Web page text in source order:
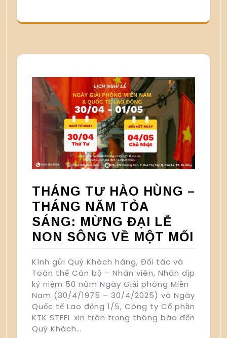
THÁNG TƯ HÀO HÙNG –
THÁNG NĂM TỎA
SÁNG: MỪNG ĐẠI LỄ
NON SÔNG VỀ MỘT MỐI
Kính gửi Quý Khách hàng, Đối tác và
Toàn thể Cán bộ – Nhân viên, Nhân dịp
kỷ niệm 50 năm Ngày Giải phóng Miền
Nam (30/4/1975 – 30/4/2025) và Ngày
Quốc tế Lao động 1/5, Công ty Cổ phần
KTK STEEL xin trân trọng thông báo đến
Quý Khách…